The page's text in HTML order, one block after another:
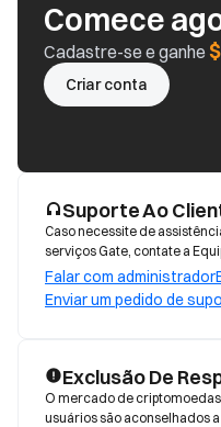
Comece
Cadastre-se e ganhe
Criar conta
Suporte Ao
Caso necessite de
serviços Gate, contate a
Falar com administrador
Enviar um pedido de
Exclusão De
O mercado de
usuários são aconselhados